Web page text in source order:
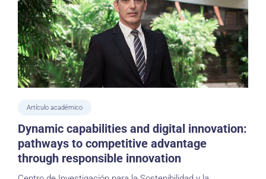
Artículo académico
Dynamic capabilities and digital innovation:
pathways to competitive advantage
through responsible innovation